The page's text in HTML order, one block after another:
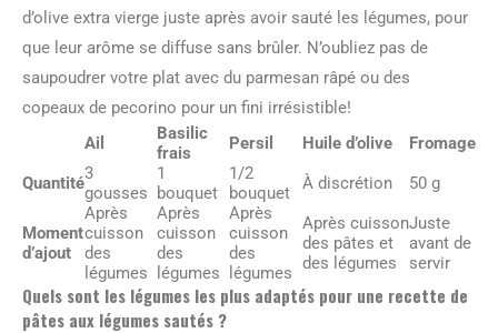
d’olive extra vierge juste après avoir sauté les légumes, pour
que leur arôme se diffuse sans brûler. N’oubliez pas de
saupoudrer votre plat avec du parmesan râpé ou des
copeaux de pecorino pour un fini irrésistible!
Ail
Basilic
frais
Persil Huile d’olive
Fromage
Quantité3
gousses
1
bouquet
1/2
bouquet
À discrétion 50 g
Moment
d’ajout
Après
cuisson
des
légumes
Après
cuisson
des
légumes
Après
cuisson
des
légumes
Après cuisson
des pâtes et
des légumes
Juste
avant de
servir
Quels sont les légumes les plus adaptés pour une recette de
pâtes aux légumes sautés ?